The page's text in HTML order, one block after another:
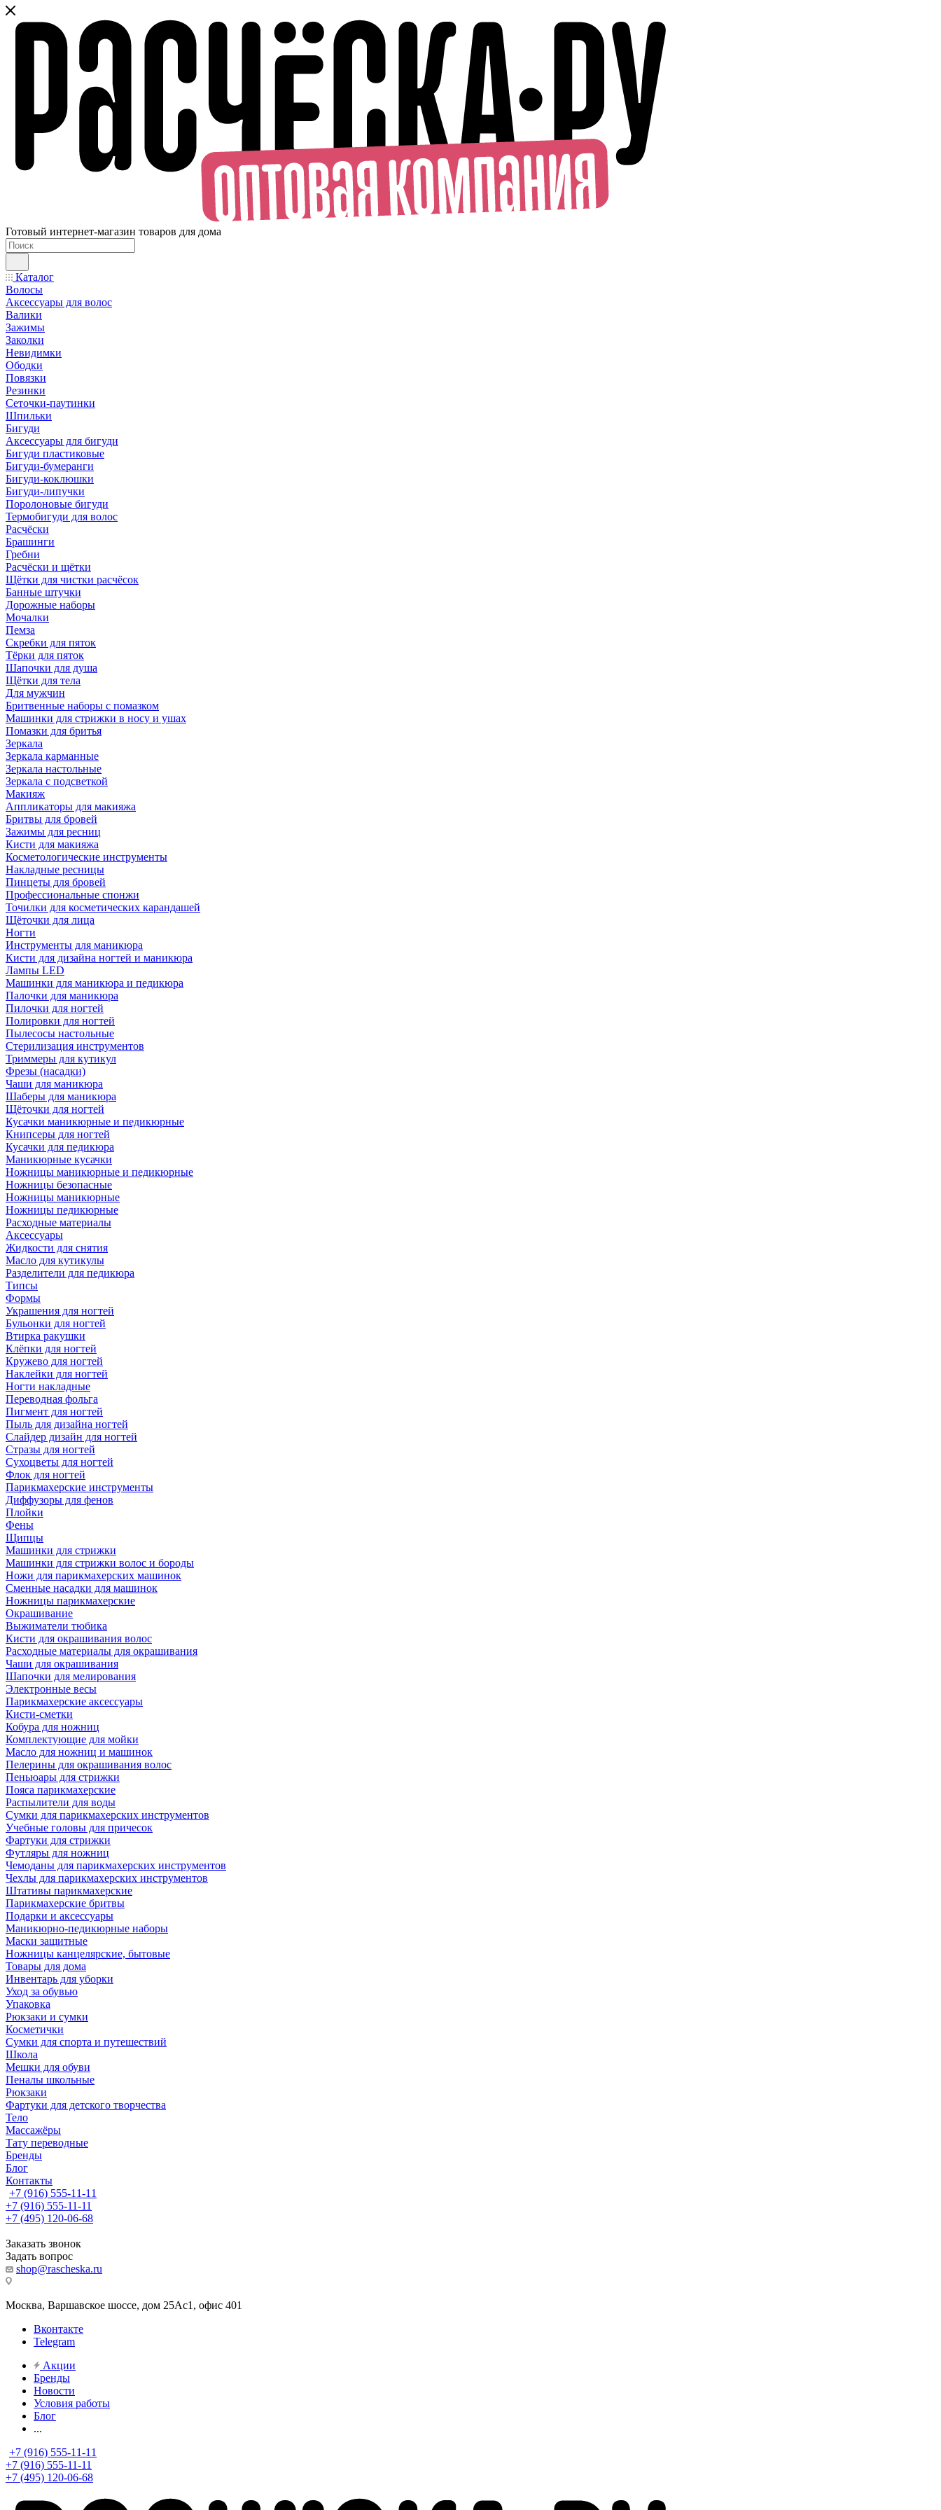
Готовый интернет-магазин товаров для дома
Каталог
Волосы
Аксессуары для волос
Валики
Зажимы
Заколки
Невидимки
Ободки
Повязки
Резинки
Сеточки-паутинки
Шпильки
Бигуди
Аксессуары для бигуди
Бигуди пластиковые
Бигуди-бумеранги
Бигуди-коклюшки
Бигуди-липучки
Поролоновые бигуди
Термобигуди для волос
Расчёски
Брашинги
Гребни
Расчёски и щётки
Щётки для чистки расчёсок
Банные штучки
Дорожные наборы
Мочалки
Пемза
Скребки для пяток
Тёрки для пяток
Шапочки для душа
Щётки для тела
Для мужчин
Бритвенные наборы с помазком
Машинки для стрижки в носу и ушах
Помазки для бритья
Зеркала
Зеркала карманные
Зеркала настольные
Зеркала с подсветкой
Макияж
Аппликаторы для макияжа
Бритвы для бровей
Зажимы для ресниц
Кисти для макияжа
Косметологические инструменты
Накладные ресницы
Пинцеты для бровей
Профессиональные спонжи
Точилки для косметических карандашей
Щёточки для лица
Ногти
Инструменты для маникюра
Кисти для дизайна ногтей и маникюра
Лампы LED
Машинки для маникюра и педикюра
Палочки для маникюра
Пилочки для ногтей
Полировки для ногтей
Пылесосы настольные
Стерилизация инструментов
Триммеры для кутикул
Фрезы (насадки)
Чаши для маникюра
Шаберы для маникюра
Щёточки для ногтей
Кусачки маникюрные и педикюрные
Книпсеры для ногтей
Кусачки для педикюра
Маникюрные кусачки
Ножницы маникюрные и педикюрные
Ножницы безопасные
Ножницы маникюрные
Ножницы педикюрные
Расходные материалы
Аксессуары
Жидкости для снятия
Масло для кутикулы
Разделители для педикюра
Типсы
Формы
Украшения для ногтей
Бульонки для ногтей
Втирка ракушки
Клёпки для ногтей
Кружево для ногтей
Наклейки для ногтей
Ногти накладные
Переводная фольга
Пигмент для ногтей
Пыль для дизайна ногтей
Слайдер дизайн для ногтей
Стразы для ногтей
Сухоцветы для ногтей
Флок для ногтей
Парикмахерские инструменты
Диффузоры для фенов
Плойки
Фены
Щипцы
Машинки для стрижки
Машинки для стрижки волос и бороды
Ножи для парикмахерских машинок
Сменные насадки для машинок
Ножницы парикмахерские
Окрашивание
Выжиматели тюбика
Кисти для окрашивания волос
Расходные материалы для окрашивания
Чаши для окрашивания
Шапочки для мелирования
Электронные весы
Парикмахерские аксессуары
Кисти-сметки
Кобура для ножниц
Комплектующие для мойки
Масло для ножниц и машинок
Пелерины для окрашивания волос
Пеньюары для стрижки
Пояса парикмахерские
Распылители для воды
Сумки для парикмахерских инструментов
Учебные головы для причесок
Фартуки для стрижки
Футляры для ножниц
Чемоданы для парикмахерских инструментов
Чехлы для парикмахерских инструментов
Штативы парикмахерские
Парикмахерские бритвы
Подарки и аксессуары
Маникюрно-педикюрные наборы
Маски защитные
Ножницы канцелярские, бытовые
Товары для дома
Инвентарь для уборки
Уход за обувью
Упаковка
Рюкзаки и сумки
Косметички
Сумки для спорта и путешествий
Школа
Мешки для обуви
Пеналы школьные
Рюкзаки
Фартуки для детского творчества
Тело
Массажёры
Тату переводные
Бренды
Блог
Контакты
+7 (916) 555-11-11
+7 (916) 555-11-11
+7 (495) 120-06-68
Заказать звонок
Задать вопрос
shop@rascheska.ru
Москва, Варшавское шоссе, дом 25Аc1, офис 401
Вконтакте
Telegram
Акции
Бренды
Новости
Условия работы
Блог
...
+7 (916) 555-11-11
+7 (916) 555-11-11
+7 (495) 120-06-68